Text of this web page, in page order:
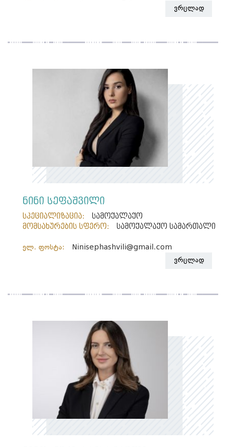
ვრცლად
ნინი სეფაშვილი
სპეციალიზაცია:
სამოქალაქო
მომსახურების სფერო:
სამოქალაქო სამართალი
ელ. ფოსტა:
Ninisephashvili@gmail.com
ვრცლად